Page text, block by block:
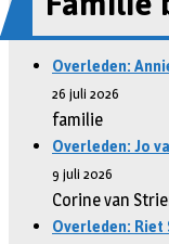
Overleden:
26 juli 2026
familie
Overleden: Jo
9 juli 2026
Corine van
Overleden: Riet